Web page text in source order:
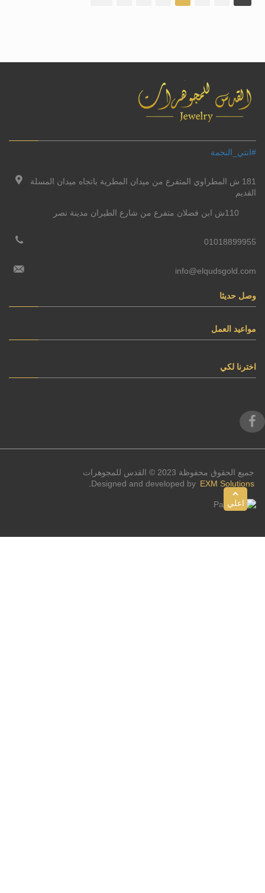
#انتي_النجمة
181 ش المطراوي المتفرع من ميدان المطرية باتجاه ميدان المسلة
القديم
110ش ابن فضلان متفرع من شارع الطيران مدينة نصر
01018899955
info@elqudsgold.com
وصل حديثا
مواعيد العمل
اخترنا لكي
جميع الحقوق محفوظة 2023 © القدس للمجوهرات
Designed and developed by EXM Solutions.
اعلي